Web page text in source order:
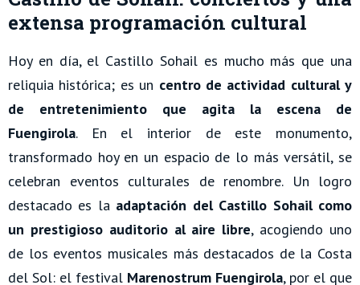
extensa programación cultural
Hoy en día, el Castillo Sohail es mucho más que una
reliquia histórica; es un centro de actividad cultural y
de entretenimiento que agita la escena de
Fuengirola. En el interior de este monumento,
transformado hoy en un espacio de lo más versátil, se
celebran eventos culturales de renombre. Un logro
destacado es la adaptación del Castillo Sohail como
un prestigioso auditorio al aire libre, acogiendo uno
de los eventos musicales más destacados de la Costa
del Sol: el festival Marenostrum Fuengirola, por el que